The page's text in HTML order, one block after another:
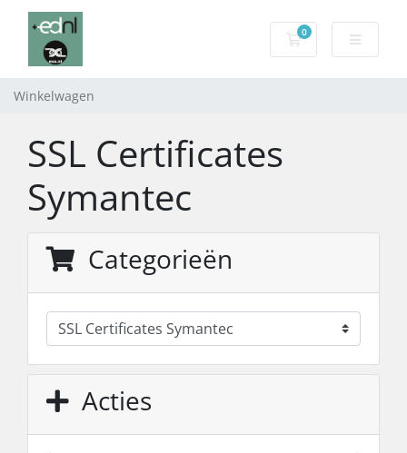
0
Winkelwagen
Winkelwagen
SSL Certificates
Symantec
Categorieën
Acties